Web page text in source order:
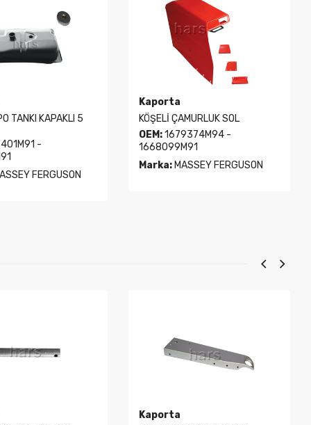
TANKI KAPAKLI 5
-
FERGUSON
Kaporta
KÖŞELİ ÇAMURLUK SOL
OEM:1679374M94 -
1668099M91
Marka: MASSEY FERGUSON
Kaporta